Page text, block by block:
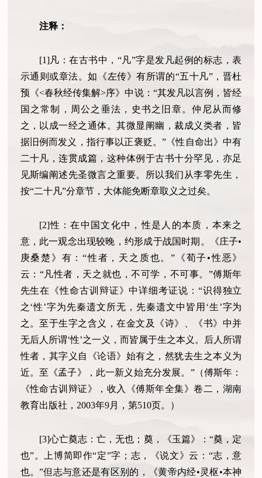
注释：
[1]凡：在古书中，“凡”字是发凡起例的标志，表
示通则或章法。如《左传》有所谓的“五十凡”，晋杜
预《<春秋经传集解>序》中说：“其发凡以言例，皆经
国之常制，周公之垂法，史书之旧章。仲尼从而修
之，以成一经之通体。其微显阐幽，裁成义类者，皆
据旧例而发义，指行事以正褒贬。”《性自命出》中有
二十凡，连贯成篇，这种体例于古书十分罕见，亦足
见斯编阐述先圣微言之重要。所以我们从李零先生，
按“二十凡”分章节，大体能免断章取义之过矣。
[2]性：在中国文化中，性是人的本质，本来之
意，此一观念出现较晚，约形成于战国时期。《庄子•
庚桑楚》有：“性者，天之质也。”《荀子•性恶》
云：“凡性者，天之就也，不可学，不可事。”傅斯年
先生在《性命古训辩证》中详细考证说：“识得独立
之‘性’字为先秦遗文所无，先秦遗文中皆用‘生’字为
之。至于生字之含义，在金文及《诗》、《书》中并
无后人所谓‘性’之一义，而皆属于生之本义。后人所谓
性者，其字义自《论语》始有之，然犹去生之本义为
近。至《孟子》，此一新义始充分发展。”（傅斯年：
《性命古训辩证》，收入《傅斯年全集》卷二，湖南
教育出版社，2003年9月，第510页。）
[3]心亡奠志：亡，无也；奠，《玉篇》：“奠，定
也”。上博简即作“定”字；志，《说文》云：“志，意
也。”但志与意还是有区别的，《黄帝内经•灵枢•本神